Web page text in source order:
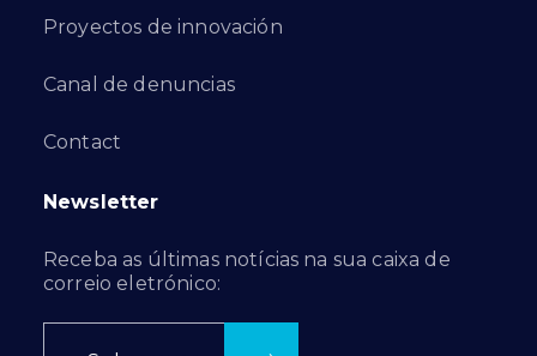
Proyectos de innovación
Canal de denuncias
Contact
Newsletter
Receba as últimas notícias na sua caixa de
correio eletrónico: